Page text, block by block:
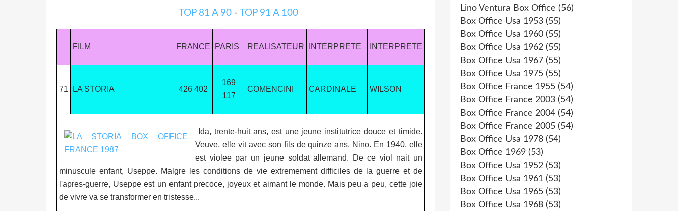
TOP 81 A 90- TOP 91 A 100
FILM FRANCE PARIS REALISATEUR INTERPRETE INTERPRETE
71 LA STORIA 426 402
169
117
COMENCINI CARDINALE WILSON
Ida, trente-huit ans, est une jeune institutrice douce et timide.
Veuve, elle vit avec son fils de quinze ans, Nino. En 1940, elle
est violee par un jeune soldat allemand. De ce viol nait un
minuscule enfant, Useppe. Malgre les conditions de vie extremement difficiles de la guerre et de
l'apres-guerre, Useppe est un enfant precoce, joyeux et aimant le monde. Mais peu a peu, cette joie
de vivre va se transformer en tristesse...
Lino Ventura Box Office (56)
Box Office Usa 1953 (55)
Box Office Usa 1960 (55)
Box Office Usa 1962 (55)
Box Office Usa 1967 (55)
Box Office Usa 1975 (55)
Box Office France 1955 (54)
Box Office France 2003 (54)
Box Office France 2004 (54)
Box Office France 2005 (54)
Box Office Usa 1978 (54)
Box Office 1969 (53)
Box Office Usa 1952 (53)
Box Office Usa 1961 (53)
Box Office Usa 1965 (53)
Box Office Usa 1968 (53)